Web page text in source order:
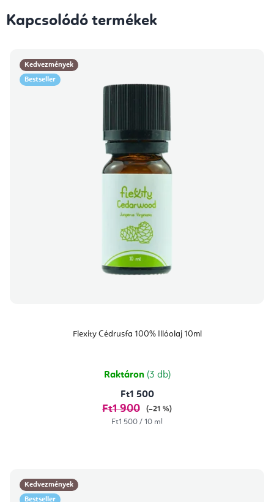
Kapcsolódó termékek
Kedvezmények
Bestseller
Flexity Cédrusfa 100% Illóolaj 10ml
Raktáron (3 db)
Ft1 500
Ft1 900
(–21 %)
Egységár:
Ft1 500 / 10 ml
Kedvezmények
Bestseller